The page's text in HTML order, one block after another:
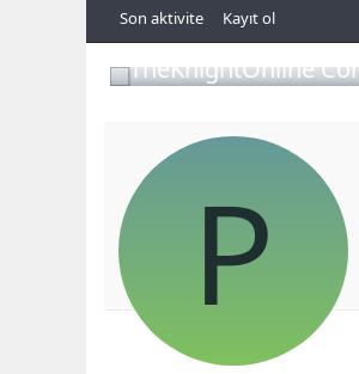
Son aktivite Kayıt ol
TheKnightOnline
P